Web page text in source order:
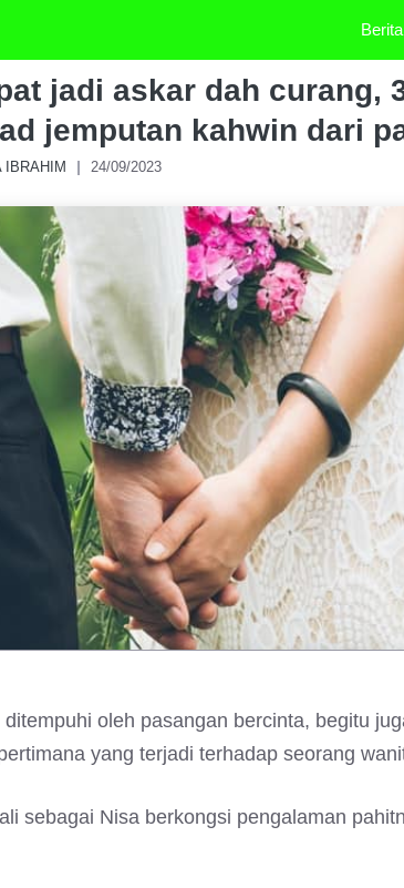
Berita
jadi askar dah curang,
jemputan kahwin dari
IBRAHIM 24/09/2023
oleh pasangan bercinta, begitu
yang terjadi terhadap seorang
sebagai Nisa berkongsi pengalaman